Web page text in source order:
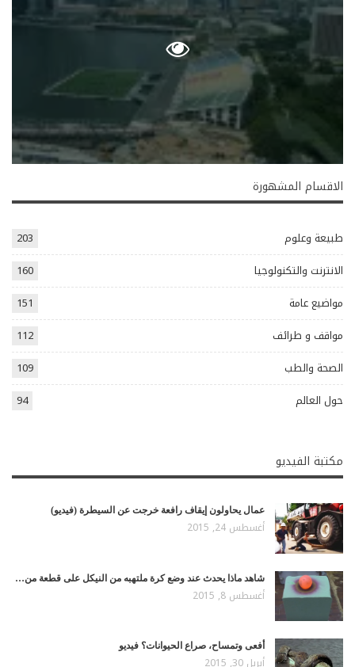
الاقسام المشهورة
طبيعة وعلوم
203
الانترنت والتكنولوجيا
160
مواضيع عامة
151
مواقف و طرائف
112
الصحة والطب
109
حول العالم
94
مكتبة الفيديو
عمال يحاولون إيقاف رافعة خرجت عن السيطرة (فيديو)
أغسطس 24, 2015
شاهد ماذا يحدث عند وضع كرة ملتهبه من النيكل على قطعة من…
أغسطس 8, 2015
أفعى وتمساح، صراع الحيوانات؟ فيديو
أبريل 30, 2015